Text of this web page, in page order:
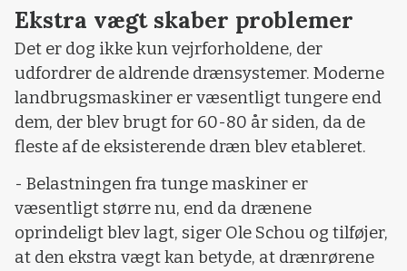
Ekstra vægt skaber problemer
Det er dog ikke kun vejrforholdene, der
udfordrer de aldrende drænsystemer. Moderne
landbrugsmaskiner er væsentligt tungere end
dem, der blev brugt for 60-80 år siden, da de
fleste af de eksisterende dræn blev etableret.
- Belastningen fra tunge maskiner er
væsentligt større nu, end da drænene
oprindeligt blev lagt, siger Ole Schou og tilføjer,
at den ekstra vægt kan betyde, at drænrørene